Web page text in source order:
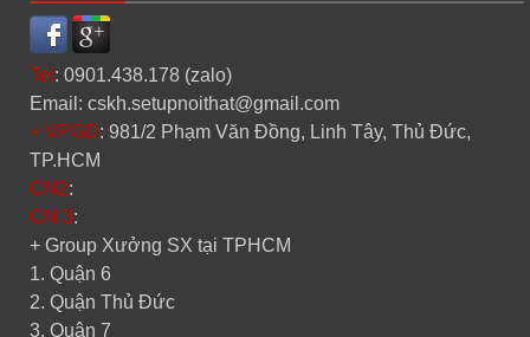
Tel : 0901.438.178 (zalo)
Email: cskh.setupnoithat@gmail.com
+ VPGD: 981/2 Phạm Văn Đồng, Linh Tây, Thủ Đức,
TP.HCM
CN2:
CN 3:
+ Group Xưởng SX tại TPHCM
1. Quận 6
2. Quận Thủ Đức
3. Quận 7